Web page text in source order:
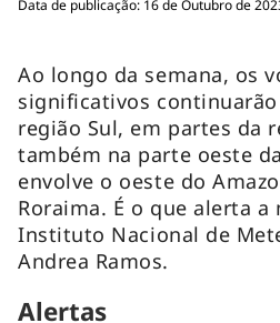
Data de publicação: 16 de Outubro de
Ao longo da semana, os
significativos
região Sul, em partes da
também na parte oeste
envolve o oeste do
Roraima. É o que alerta
Instituto Nacional de
Andrea Ramos.
Alertas